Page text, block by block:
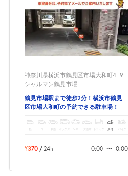
神奈川県横浜市鶴見区市場大和町4−9
シャルマン鶴見市場
鶴見市場駅まで徒歩2分！横浜市鶴見
区市場大和町の予約できる駐車場！
軽 中型 ボックス SUV 大型車 トラック 原付 バイク
¥370 / 24h 0:00 〜 0:00